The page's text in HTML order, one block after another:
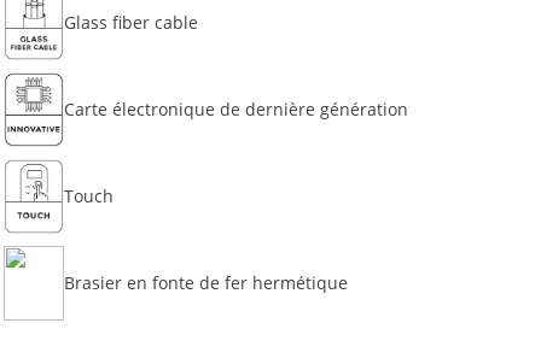
Glass fiber cable
Carte électronique de dernière génération
Touch
Brasier en fonte de fer hermétique